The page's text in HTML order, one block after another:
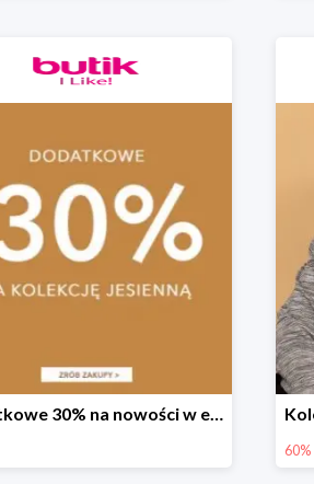
Dodatkowe 30% na nowości w ebutik.pl
60%